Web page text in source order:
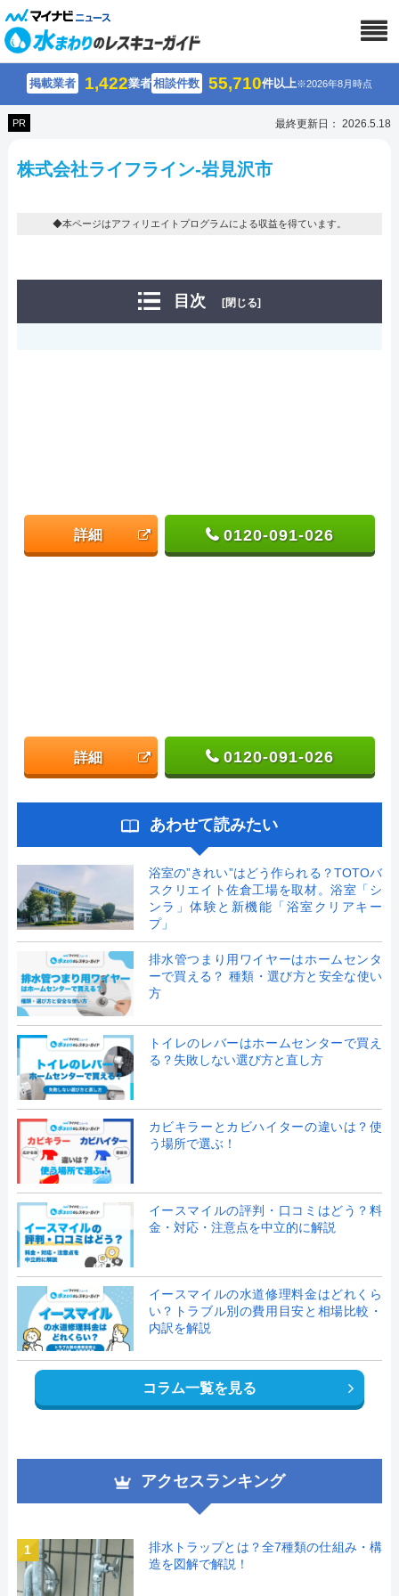
掲載業者 1,422業者相談件数 55,710件以上※2026年8月時点
PR 最終更新日： 2026.5.18
株式会社ライフライン-岩見沢市
◆本ページはアフィリエイトプログラムによる収益を得ています。
目次 [閉じる]
詳細 0120-091-026
詳細 0120-091-026
あわせて読みたい
浴室の”きれい”はどう作られる？TOTOバ
スクリエイト佐倉工場を取材。浴室「シ
ンラ」体験と新機能「浴室クリアキー
プ」
排水管つまり用ワイヤーはホームセンタ
ーで買える？ 種類・選び方と安全な使い
方
トイレのレバーはホームセンターで買え
る？失敗しない選び方と直し方
カビキラーとカビハイターの違いは？使
う場所で選ぶ！
イースマイルの評判・口コミはどう？料
金・対応・注意点を中立的に解説
イースマイルの水道修理料金はどれくら
い？トラブル別の費用目安と相場比較・
内訳を解説
コラム一覧を見る
アクセスランキング
1
排水トラップとは？全7種類の仕組み・構
造を図解で解説！